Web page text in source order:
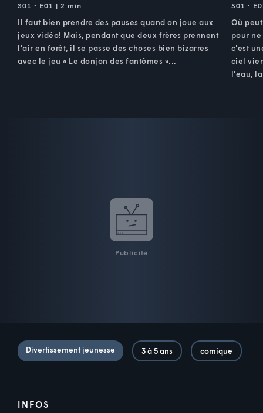
S01 • E01 | 2 min
Il faut bien prendre des pauses quand on joue aux
jeux vidéo! Mais, pendant que deux frères prennent
l'air en forêt, il se passe des choses bien bizarres
avec le jeu « Le donjon des fantômes »...
S01 •
Où
pour
c'est
ciel
l'eau,
Publicité
Divertissement jeunesse 3 à 5 ans comique
INFOS